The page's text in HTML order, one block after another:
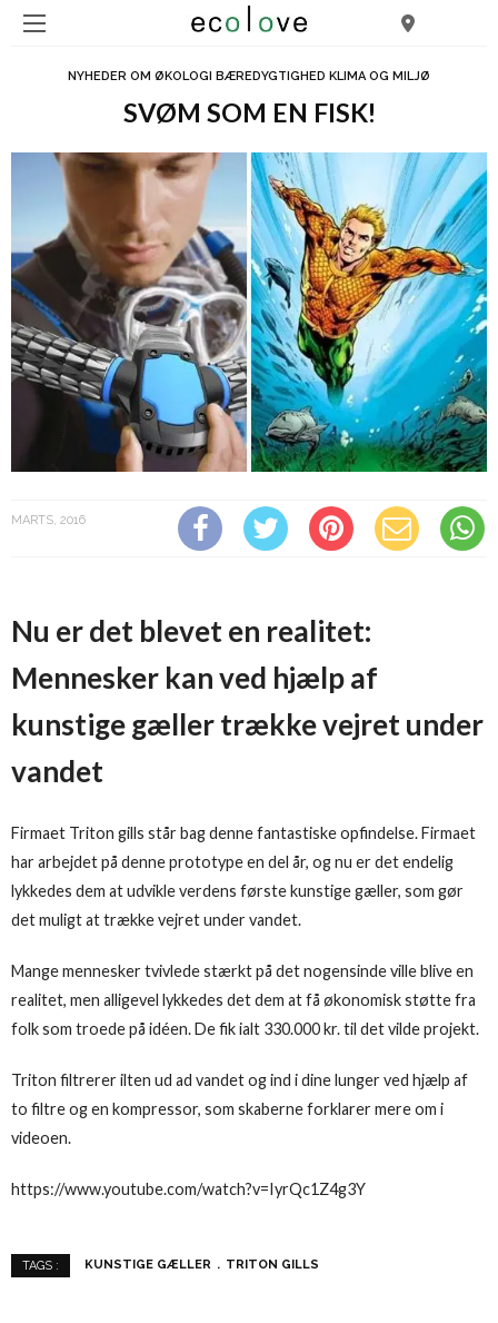
NYHEDER OM ØKOLOGI BÆREDYGTIGHED KLIMA OG MILJØ
SVØM SOM EN FISK!
MARTS, 2016
Nu er det blevet en realitet:
Mennesker kan ved hjælp af
kunstige gæller trække vejret under
vandet
Firmaet Triton gills står bag denne fantastiske opfindelse. Firmaet
har arbejdet på denne prototype en del år, og nu er det endelig
lykkedes dem at udvikle verdens første kunstige gæller, som gør
det muligt at trække vejret under vandet.
Mange mennesker tvivlede stærkt på det nogensinde ville blive en
realitet, men alligevel lykkedes det dem at få økonomisk støtte fra
folk som troede på idéen. De fik ialt 330.000 kr. til det vilde projekt.
Triton filtrerer ilten ud ad vandet og ind i dine lunger ved hjælp af
to filtre og en kompressor, som skaberne forklarer mere om i
videoen.
https://www.youtube.com/watch?v=IyrQc1Z4g3Y
TAGS : KUNSTIGE GÆLLER TRITON GILLS